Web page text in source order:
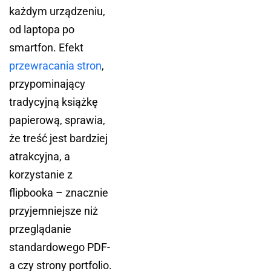
każdym urządzeniu,
od laptopa po
smartfon. Efekt
przewracania stron,
przypominający
tradycyjną książkę
papierową, sprawia,
że treść jest bardziej
atrakcyjna, a
korzystanie z
flipbooka – znacznie
przyjemniejsze niż
przeglądanie
standardowego PDF-
a czy strony portfolio.